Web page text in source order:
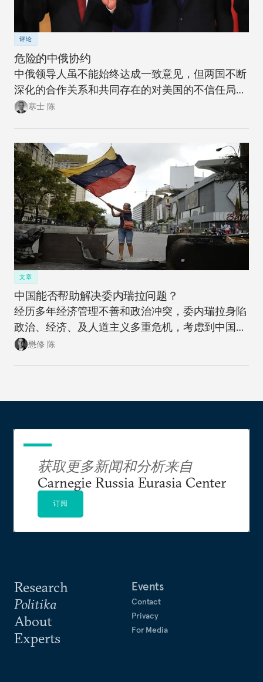
评论
危险的中俄协约
中俄领导人虽不能始终达成一致意见，但两国不断
深化的合作关系和共同存在的对美国的不信任局面
却将长期不变。遗憾的是，几乎没有迹象表明美国
争。
寒士 陈
文章
中国能否帮助解决委内瑞拉问题？
经历多年经济管理不善和政治冲突，委内瑞拉身陷
政治、经济、及人道主义多重危机，考虑到中国与
委内瑞拉在经济和外交上的高调合作，中方能否以
懋修 陈
Research
Politika
About
Experts
Events
Contact
Privacy
For Media
获取更多新闻和分析来自
Carnegie Russia Eurasia Center
订阅